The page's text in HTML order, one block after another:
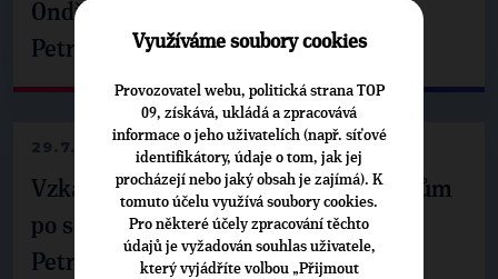
Ondřej Havel jednal s prezidentem
Petrem Pavlem
29.7.2026
Vzkaz Matěje Ondřeje Havla příznivcům
po setkání s prezidentem republiky
Petrem Pavlem
Využíváme soubory cookies
Provozovatel webu, politická strana TOP
09, získává, ukládá a zpracovává
informace o jeho uživatelích (např. síťové
identifikátory, údaje o tom, jak jej
procházejí nebo jaký obsah je zajímá). K
tomuto účelu využívá soubory cookies.
Pro některé účely zpracování těchto
údajů je vyžadován souhlas uživatele,
který vyjádříte volbou „Přijmout